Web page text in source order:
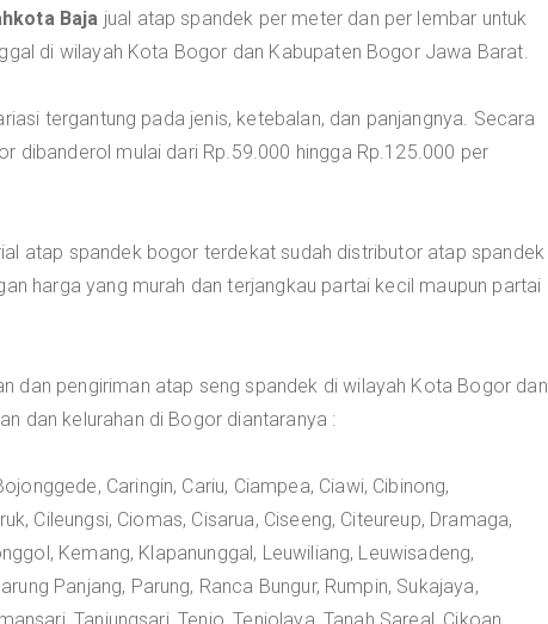
Baja jual atap spandek per meter dan per lembar untuk
di wilayah Kota Bogor dan Kabupaten Bogor Jawa Barat.
tergantung pada jenis, ketebalan, dan panjangnya. Secara
dibanderol mulai dari Rp.59.000 hingga Rp.125.000 per
atap spandek bogor terdekat sudah distributor atap spandek
harga yang murah dan terjangkau partai kecil maupun partai
dan pengiriman atap seng spandek di wilayah Kota Bogor dan
dan kelurahan di Bogor diantaranya :
Caringin, Cariu, Ciampea, Ciawi, Cibinong,
Cileungsi, Ciomas, Cisarua, Ciseeng, Citeureup, Dramaga,
Kemang, Klapanunggal, Leuwiliang, Leuwisadeng,
Panjang, Parung, Ranca Bungur, Rumpin, Sukajaya,